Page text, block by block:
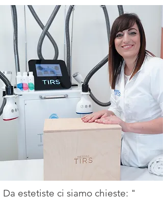
Da estetiste ci siamo chieste: "